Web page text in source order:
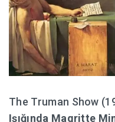
The Truman Show
Işığında Magritte